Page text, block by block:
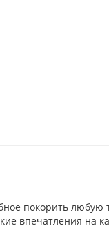
покорить любую
впечатления на